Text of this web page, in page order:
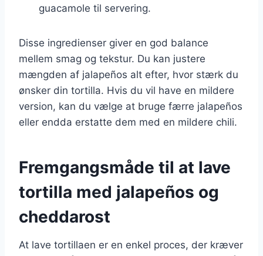
guacamole til servering.
Disse ingredienser giver en god balance
mellem smag og tekstur. Du kan justere
mængden af jalapeños alt efter, hvor stærk du
ønsker din tortilla. Hvis du vil have en mildere
version, kan du vælge at bruge færre jalapeños
eller endda erstatte dem med en mildere chili.
Fremgangsmåde til at lave
tortilla med jalapeños og
cheddarost
At lave tortillaen er en enkel proces, der kræver